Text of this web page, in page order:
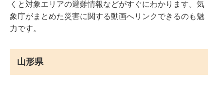
くと対象エリアの避難情報などがすぐにわかります。気
象庁がまとめた災害に関する動画へリンクできるのも魅
力です。
山形県